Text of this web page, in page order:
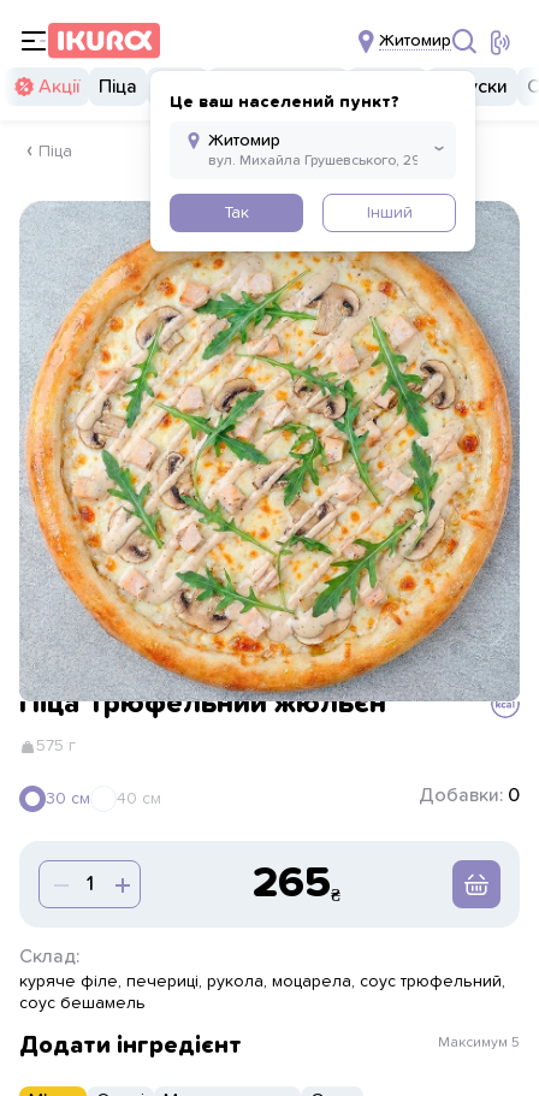
Житомир
Це ваш населений пункт?
Так Інший
Акції Піца Закуски
Піца
Піца Трюфельний жюльєн
575 г
30 см 40 см Добавки: 0
265
Склад:
куряче філе, печериці, рукола, моцарела, соус трюфельний,
соус бешамель
Додати інгредієнт Максимум 5